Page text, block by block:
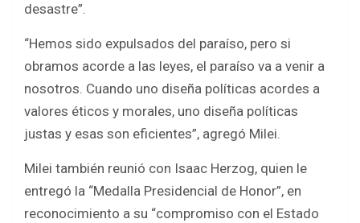
desastre”.
“Hemos sido expulsados del paraíso, pero si
obramos acorde a las leyes, el paraíso va a venir a
nosotros. Cuando uno diseña políticas acordes a
valores éticos y morales, uno diseña políticas
justas y esas son eficientes”, agregó Milei.
Milei también reunió con Isaac Herzog, quien le
entregó la “Medalla Presidencial de Honor”, en
reconocimiento a su “compromiso con el Estado